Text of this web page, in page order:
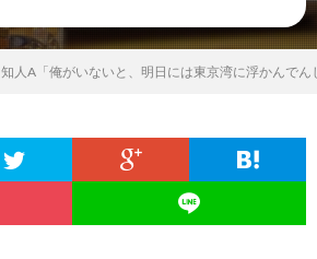
知人A「俺がいないと、明日には東京湾に浮かんで